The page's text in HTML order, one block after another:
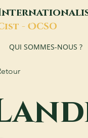
- OCSO
QUI SOMMES-NOUS ?